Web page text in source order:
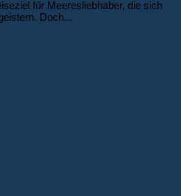
für Meeresliebhaber, die sich
Doch...